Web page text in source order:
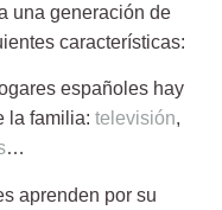
una generación de
características:
españoles hay
la familia: televisión,
…
aprenden por su